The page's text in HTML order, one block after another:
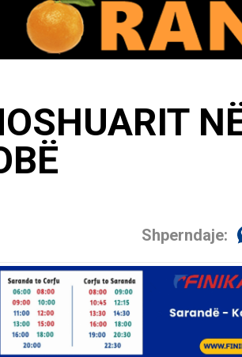
Shperndaje: